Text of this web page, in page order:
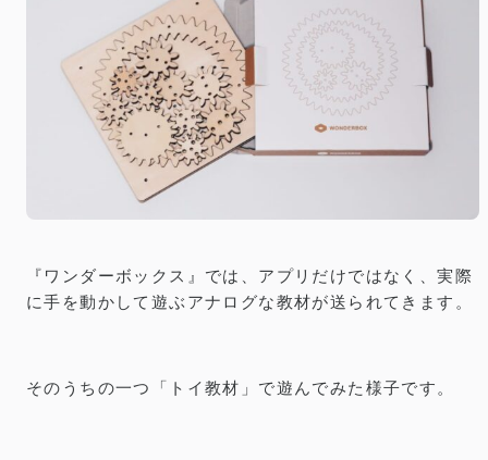
『ワンダーボックス』では、アプリだけではなく、実際
に手を動かして遊ぶアナログな教材が送られてきます。
そのうちの一つ「トイ教材」で遊んでみた様子です。